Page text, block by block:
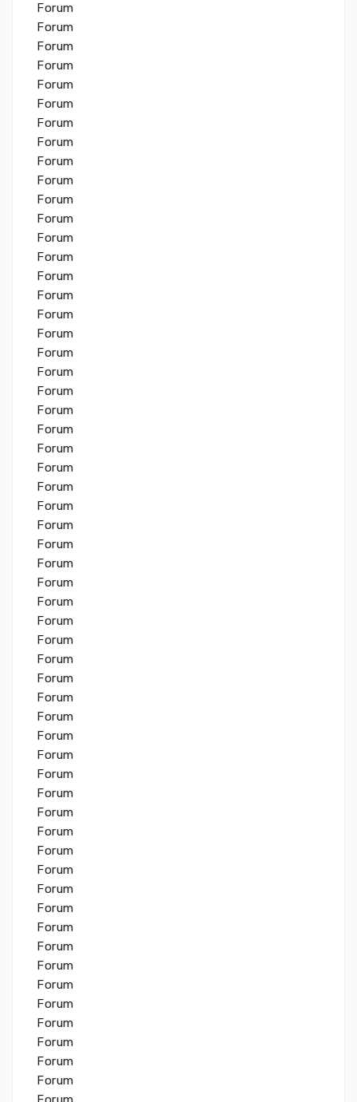
Forum
Forum
Forum
Forum
Forum
Forum
Forum
Forum
Forum
Forum
Forum
Forum
Forum
Forum
Forum
Forum
Forum
Forum
Forum
Forum
Forum
Forum
Forum
Forum
Forum
Forum
Forum
Forum
Forum
Forum
Forum
Forum
Forum
Forum
Forum
Forum
Forum
Forum
Forum
Forum
Forum
Forum
Forum
Forum
Forum
Forum
Forum
Forum
Forum
Forum
Forum
Forum
Forum
Forum
Forum
Forum
Forum